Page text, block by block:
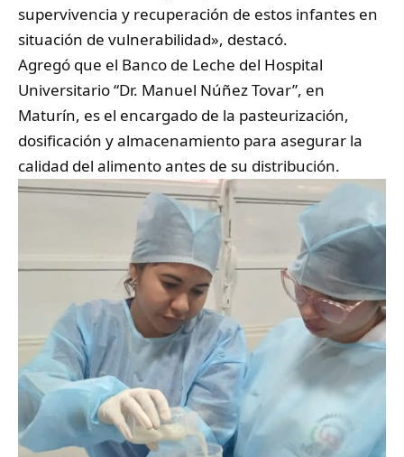
supervivencia y recuperación de estos infantes en
situación de vulnerabilidad», destacó.
‎Agregó que el Banco de Leche del Hospital
Universitario “Dr. Manuel Núñez Tovar”, en
Maturín, es el encargado de la pasteurización,
dosificación y almacenamiento para asegurar la
calidad del alimento antes de su distribución.